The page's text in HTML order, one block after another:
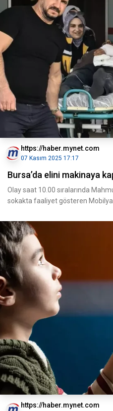
https://haber.mynet.com
07 Kasım 2025 17:17
Bursa’da elini makinaya
Olay saat 10.00 sıralarında
sokakta faaliyet gösteren
https://haber.mynet.com